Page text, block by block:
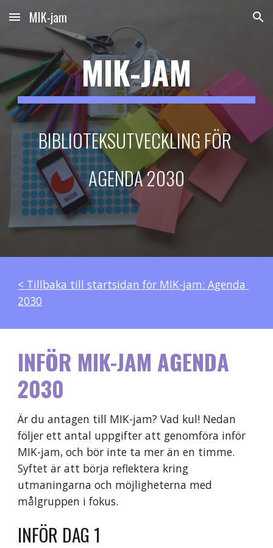
Skip to main content Skip to navigation
MIK-jam
MIK-JAM
BIBLIOTEKSUTVECKLING FÖR
AGENDA 2030
< Tillbaka till startsidan för MIK-jam: Agenda
2030
INFÖR MIK-JAM AGENDA
2030
Är du antagen till MIK-jam? Vad kul! Nedan
följer ett antal uppgifter att genomföra inför
MIK-jam, och bör inte ta mer än en timme.
Syftet är att börja reflektera kring
utmaningarna och möjligheterna med
målgruppen i fokus.
INFÖR DAG 1